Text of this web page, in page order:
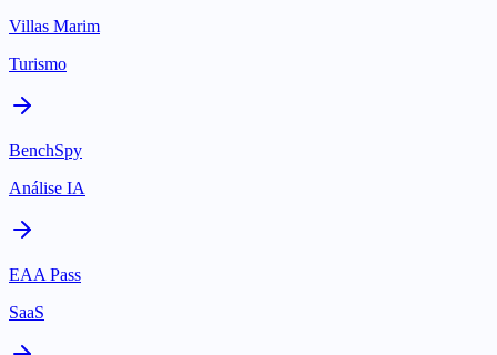
Villas Marim
Turismo
BenchSpy
Análise IA
EAA Pass
SaaS